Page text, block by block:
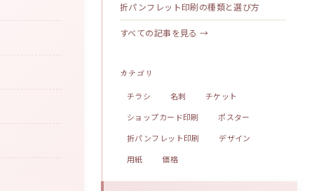
折パンフレット印刷の種類と選び方
すべての記事を見る →
カテゴリ
チラシ 名刺
チケット
ショップカード印刷
ポスター
折パンフレット印刷
デザイン
用紙
価格